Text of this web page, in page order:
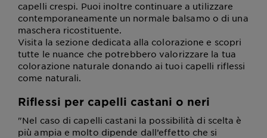
capelli crespi. Puoi inoltre continuare a utilizzare
contemporaneamente un normale balsamo o di una
maschera ricostituente.
Visita la sezione dedicata alla colorazione e scopri
tutte le nuance che potrebbero valorizzare la tua
colorazione naturale donando ai tuoi capelli riflessi
come naturali.
Riflessi per capelli castani o neri
"Nel caso di capelli castani la possibilità di scelta è
più ampia e molto dipende dall’effetto che si